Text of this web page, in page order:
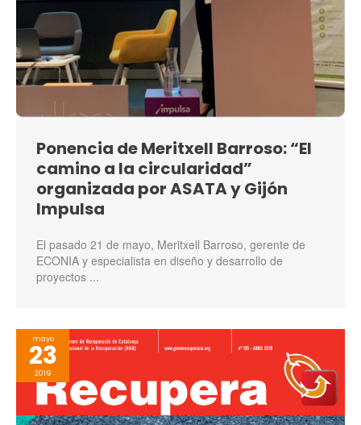
Ponencia de Meritxell Barroso: “El
camino a la circularidad”
organizada por ASATA y Gijón
Impulsa
El pasado 21 de mayo, Meritxell Barroso, gerente de
ECONIA y especialista en diseño y desarrollo de
proyectos ...
mayo
23
2019